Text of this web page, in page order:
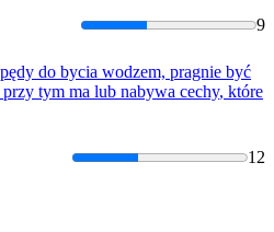
9
do bycia wodzem, pragnie być
tym ma lub nabywa cechy, które
12